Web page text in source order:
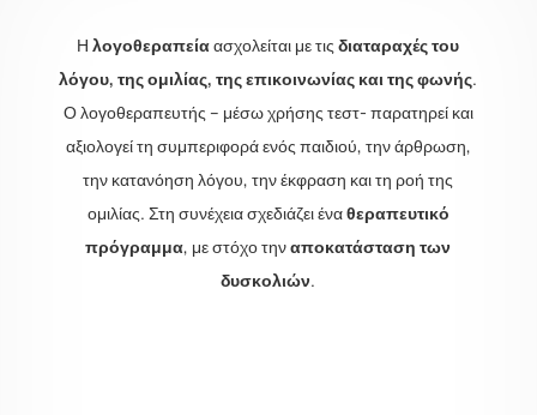
Ηλογοθεραπείαασχολείται με τιςδιαταραχές του
λόγου, της ομιλίας, της επικοινωνίας και της φωνής.
Ο λογοθεραπευτής – μέσω χρήσης τεστ- παρατηρεί και
αξιολογεί τη συμπεριφορά ενός παιδιού, την άρθρωση,
την κατανόηση λόγου, την έκφραση και τη ροή της
ομιλίας. Στη συνέχεια σχεδιάζει έναθεραπευτικό
πρόγραμμα, με στόχο τηναποκατάσταση των
δυσκολιών.